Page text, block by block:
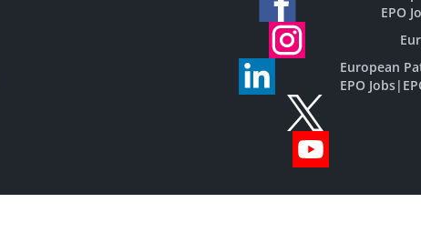
EPO
European
EPO Jobs|